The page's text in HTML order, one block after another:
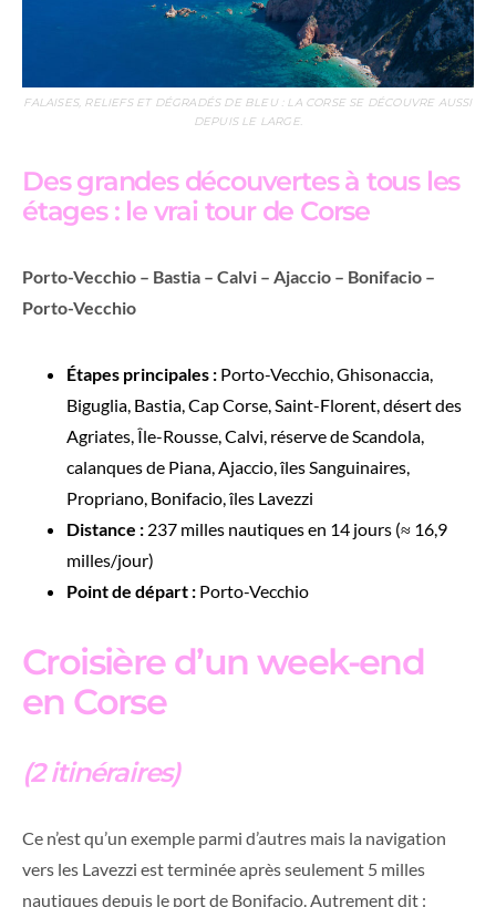
FALAISES, RELIEFS ET DÉGRADÉS DE BLEU : LA CORSE SE DÉCOUVRE AUSSI
DEPUIS LE LARGE.
Des grandes découvertes à tous les
étages : le vrai tour de Corse
Porto-Vecchio – Bastia – Calvi – Ajaccio – Bonifacio –
Porto-Vecchio
Étapes principales : Porto-Vecchio, Ghisonaccia,
Biguglia, Bastia, Cap Corse, Saint-Florent, désert des
Agriates, Île-Rousse, Calvi, réserve de Scandola,
calanques de Piana, Ajaccio, îles Sanguinaires,
Propriano, Bonifacio, îles Lavezzi
Distance : 237 milles nautiques en 14 jours (≈ 16,9
milles/jour)
Point de départ : Porto-Vecchio
Croisière d’un week-end
en Corse
(2 itinéraires)
Ce n’est qu’un exemple parmi d’autres mais la navigation
vers les Lavezzi est terminée après seulement 5 milles
nautiques depuis le port de Bonifacio. Autrement dit :